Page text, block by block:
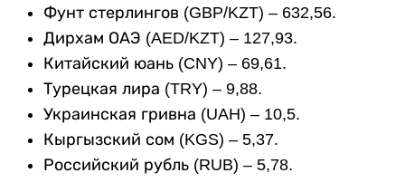
Фунт стерлингов (GBP/KZT) – 632,56.
Дирхам ОАЭ (AED/KZT) – 127,93.
Китайский юань (CNY) – 69,61.
Турецкая лира (TRY) – 9,88.
Украинская гривна (UAH) – 10,5.
Кыргызский сом (KGS) – 5,37.
Российский рубль (RUB) – 5,78.